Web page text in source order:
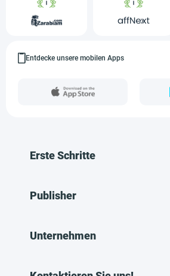
Entdecke unsere mobilen Apps
Erste Schritte
Publisher
Unternehmen